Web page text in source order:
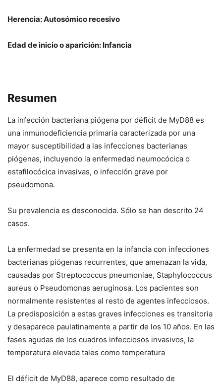
Herencia: Autosómico recesivo
Edad de inicio o aparición: Infancia
Resumen
La infección bacteriana piógena por déficit de MyD88 es
una inmunodeficiencia primaria caracterizada por una
mayor susceptibilidad a las infecciones bacterianas
piógenas, incluyendo la enfermedad neumocócica o
estafilocócica invasivas, o infección grave por
pseudomona.
Su prevalencia es desconocida. Sólo se han descrito 24
casos.
La enfermedad se presenta en la infancia con infecciones
bacterianas piógenas recurrentes, que amenazan la vida,
causadas por Streptococcus pneumoniae, Staphylococcus
aureus o Pseudomonas aeruginosa. Los pacientes son
normalmente resistentes al resto de agentes infecciosos.
La predisposición a estas graves infecciones es transitoria
y desaparece paulatinamente a partir de los 10 años. En las
fases agudas de los cuadros infecciosos invasivos, la
temperatura elevada tales como temperatura
El déficit de MyD88, aparece como resultado de